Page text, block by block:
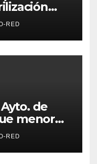
RED
de
menor
por
en una
RED